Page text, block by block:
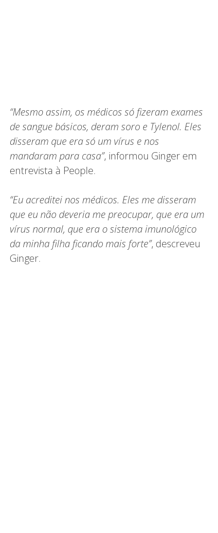
“Mesmo assim, os médicos só fizeram exames
de sangue básicos, deram soro e Tylenol. Eles
disseram que era só um vírus e nos
mandaram para casa”, informou Ginger em
entrevista à People.
“Eu acreditei nos médicos. Eles me disseram
que eu não deveria me preocupar, que era um
vírus normal, que era o sistema imunológico
da minha filha ficando mais forte”, descreveu
Ginger.